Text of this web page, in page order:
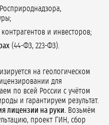
и инвесторов;
(44-ФЗ, 223-ФЗ).
на геологическом
для
по всей России с учётом
и гарантируем результат.
лицензии на руки.
Возьмём
проект ГИН, сбор